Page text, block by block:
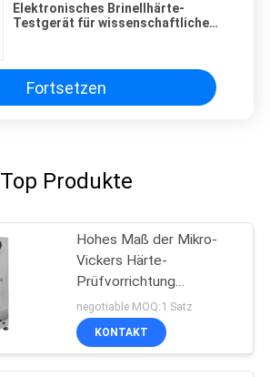
Elektronisches Brinellhärte-
Testgerät für wissenschaftliche
Fortsetzen
Top Produkte
Hohes Maß der Mikro-
Vickers Härte-
Prüfvorrichtung
Automatisierungs-Digital
negotiable MOQ:1 Satz
KONTAKT